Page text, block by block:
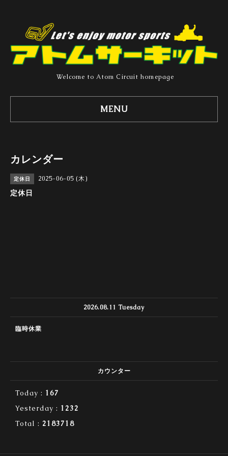
Welcome to Atom Circuit homepage
MENU
カレンダー
定休日 2025-06-05 (木)
定休日
2026.08.11 Tuesday
臨時休業
カウンター
Today : 167
Yesterday : 1232
Total : 2183718